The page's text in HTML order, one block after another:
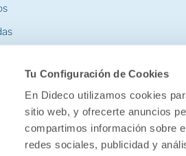
Tu Configuración de Cookies
En Dideco utilizamos cookies
sitio web, y ofrecerte anuncios
compartimos información sobre
redes sociales, publicidad y
Dideco